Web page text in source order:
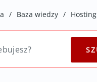
/ Baza wiedzy / Hosting